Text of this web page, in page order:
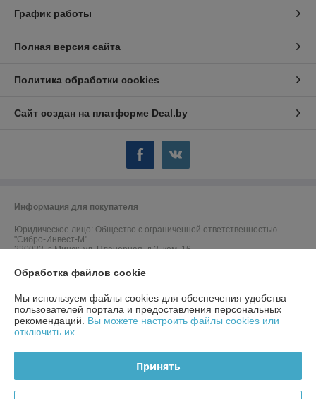
График работы
Полная версия сайта
Политика обработки cookies
Сайт создан на платформе Deal.by
Информация для покупателя
Юридическое лицо: Общество с ограниченной ответственностью
"Сибро-Инвест-М"
220033, г. Минск, ул. Планерная, д.3, ком. 16
Регистрационный номер ЕГР: 191810687
УНП: 191810687
Регистрационный орган: Минсий горисполком
Ссылка на свидетельство/лицензию
Обработка файлов cookie
Мы используем файлы cookies для обеспечения удобства
пользователей портала и предоставления персональных
рекомендаций. Вы можете настроить файлы cookies или
отключить их.
Принять